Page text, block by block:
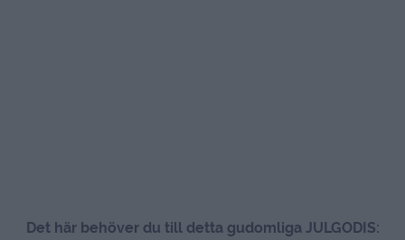
Det här behöver du till detta gudomliga JULGODIS: